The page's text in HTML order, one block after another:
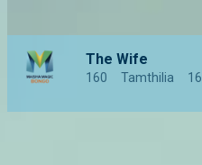
The Wife
160 Tamthilia 16